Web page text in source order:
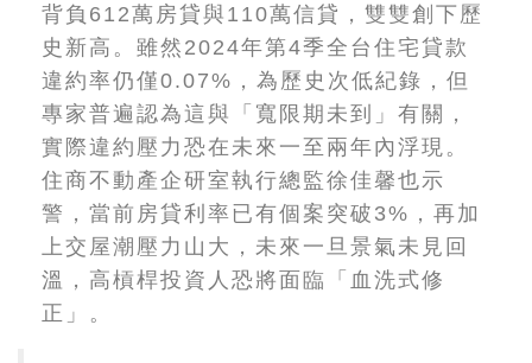
背負612萬房貸與110萬信貸，雙雙創下歷
史新高。雖然2024年第4季全台住宅貸款
違約率仍僅0.07%，為歷史次低紀錄，但
專家普遍認為這與「寬限期未到」有關，
實際違約壓力恐在未來一至兩年內浮現。
住商不動產企研室執行總監徐佳馨也示
警，當前房貸利率已有個案突破3%，再加
上交屋潮壓力山大，未來一旦景氣未見回
溫，高槓桿投資人恐將面臨「血洗式修
正」。